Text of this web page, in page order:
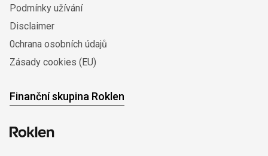
Podmínky užívání
Disclaimer
0chrana osobních údajů
Zásady cookies (EU)
Finanční skupina Roklen